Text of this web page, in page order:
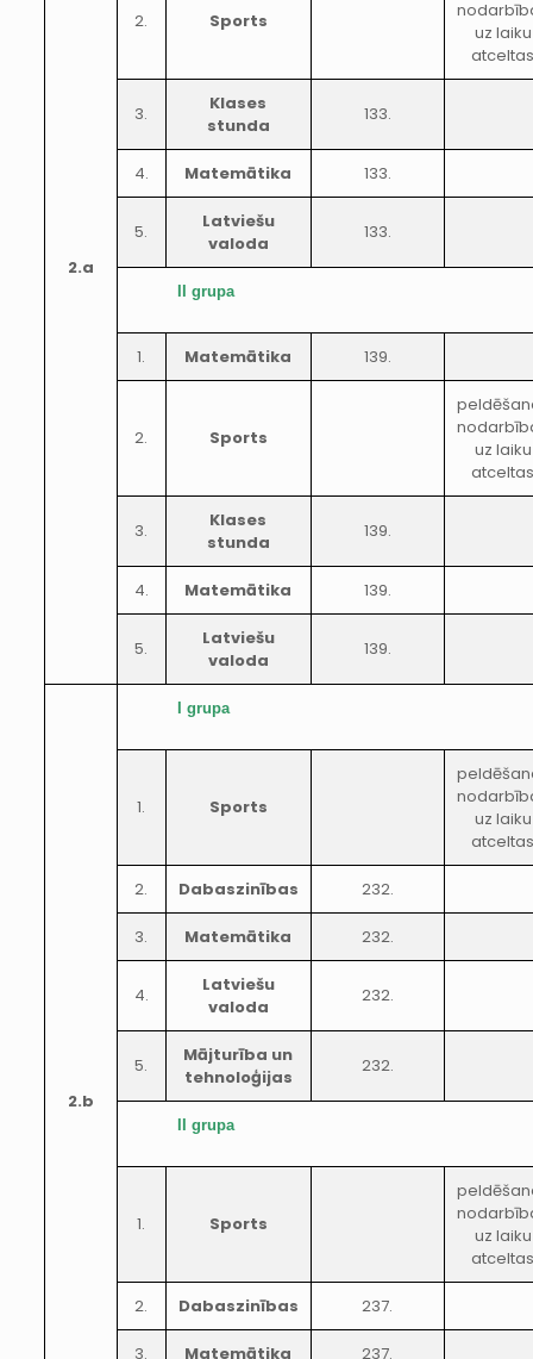
2.a
2. Sports
uz laiku
3.
Klases
stunda
133.
4. Matemātika 133.
5.
Latviešu
valoda
133.
II grupa
1. Matemātika 139.
2. Sports
uz laiku
3.
Klases
stunda
139.
4. Matemātika 139.
5.
Latviešu
valoda
139.
2.b
I grupa
1. Sports
uz laiku
2. Dabaszinības 232.
3. Matemātika 232.
4.
Latviešu
valoda
232.
5.
Mājturība un
tehnoloģijas
232.
II grupa
1. Sports
uz laiku
2. Dabaszinības 237.
3. Matemātika 237.